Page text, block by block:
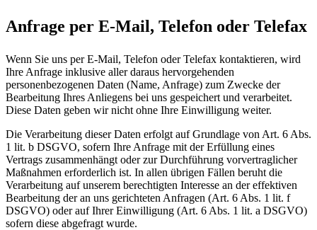
Anfrage per E-Mail, Telefon oder Telefax
Wenn Sie uns per E-Mail, Telefon oder Telefax kontaktieren, wird
Ihre Anfrage inklusive aller daraus hervorgehenden
personenbezogenen Daten (Name, Anfrage) zum Zwecke der
Bearbeitung Ihres Anliegens bei uns gespeichert und verarbeitet.
Diese Daten geben wir nicht ohne Ihre Einwilligung weiter.
Die Verarbeitung dieser Daten erfolgt auf Grundlage von Art. 6 Abs.
1 lit. b DSGVO, sofern Ihre Anfrage mit der Erfüllung eines
Vertrags zusammenhängt oder zur Durchführung vorvertraglicher
Maßnahmen erforderlich ist. In allen übrigen Fällen beruht die
Verarbeitung auf unserem berechtigten Interesse an der effektiven
Bearbeitung der an uns gerichteten Anfragen (Art. 6 Abs. 1 lit. f
DSGVO) oder auf Ihrer Einwilligung (Art. 6 Abs. 1 lit. a DSGVO)
sofern diese abgefragt wurde.